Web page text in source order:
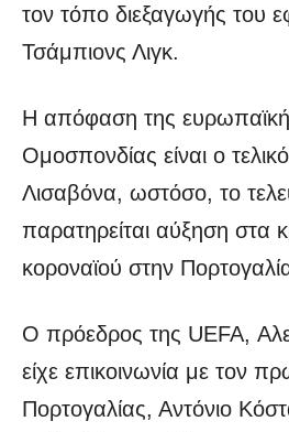
τον τόπο διεξαγωγής του
Τσάμπιονς Λιγκ.
Η απόφαση της
Ομοσπονδίας είναι ο
Λισαβόνα, ωστόσο, το
παρατηρείται αύξηση στα
κοροναϊού στην
Ο πρόεδρος της UEFA,
είχε επικοινωνία με τον
Πορτογαλίας, Αντόνιο